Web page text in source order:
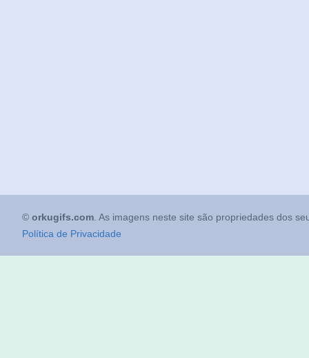
© orkugifs.com . As imagens neste site são propriedades dos
Política de Privacidade